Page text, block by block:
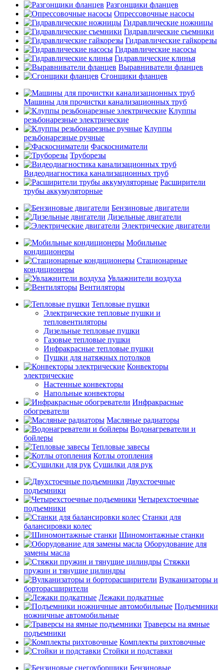
Разгонщики фланцев
Опрессовочные насосы
Гидравлические ножницы
Гидравлические съемники
Гидравлические гайкорезы
Гидравлические насосы
Гидравлические клинья
Выравниватели фланцев
Сгонщики фланцев
Машины для прочистки канализационных труб
Клуппы
резьбонарезные электрические
Клуппы
резьбонарезные ручные
Фаскосниматели
Труборезы
Видеодиагностика канализационных труб
Расширители
трубы аккумуляторные
Бензиновые двигатели
Дизельные двигатели
Электрические двигатели
Мобильные
кондиционеры
Стационарные
кондиционеры
Увлажнители воздуха
Вентиляторы
Тепловые пушки
Электрические тепловые пушки и
тепловентиляторы
Дизельные тепловые пушки
Газовые тепловые пушки
Инфракрасные тепловые пушки
Пушки для натяжных потолков
Конвекторы
электрические
Настенные конвекторы
Напольные конвекторы
Инфракрасные
обогреватели
Масляные радиаторы
Водонагреватели и
бойлеры
Тепловые завесы
Котлы отопления
Сушилки для рук
Двухстоечные
подъемники
Четырехстоечные
подъемники
Станки для
балансировки колес
Шиномонтажные станки
Оборудование для
замены масла
Стяжки
пружин и тянущие цилиндры
Вулканизаторы и
борторасширители
Лежаки подкатные
Подъемники
ножничные автомобильные
Траверсы на ямные
подъемники
Комплекты рихтовочные
Стойки и подставки
Бензиновые